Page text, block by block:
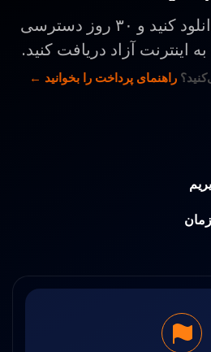
GreatFireVPN را دانلود کنید و ۳۰ روز دسترسی
اینترنت آزاد دریافت کنید.
راهنمای پرداخت را بخوانید ←